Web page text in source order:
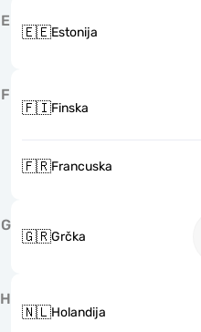
E
🇪🇪Estonija
F
🇫🇮Finska
🇫🇷Francuska
G
🇬🇷Grčka
H
🇳🇱Holandija